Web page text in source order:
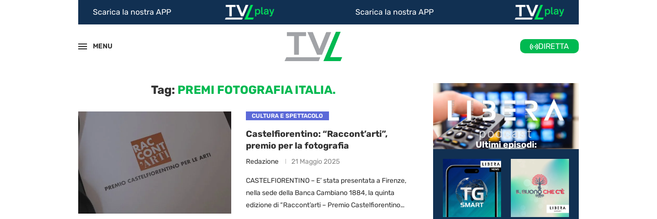
Scarica la nostra APP Scarica la nostra APP
MENU DIRETTA
Tag: PREMI FOTOGRAFIA ITALIA.
CULTURA E SPETTACOLO
Castelfiorentino: “Raccont’arti”,
premio per la fotografia
Redazione 21 Maggio 2025
CASTELFIORENTINO – E’ stata presentata a Firenze,
nella sede della Banca Cambiano 1884, la quinta
edizione di “Raccont’arti – Premio Castelfiorentino
Ultimi episodi: